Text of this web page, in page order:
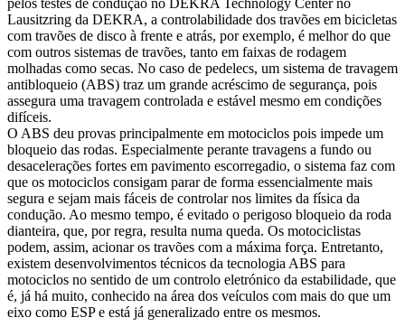
pelos testes de condução no DEKRA Technology Center no
Lausitzring da DEKRA, a controlabilidade dos travões em bicicletas
com travões de disco à frente e atrás, por exemplo, é melhor do que
com outros sistemas de travões, tanto em faixas de rodagem
molhadas como secas. No caso de pedelecs, um sistema de travagem
antibloqueio (ABS) traz um grande acréscimo de segurança, pois
assegura uma travagem controlada e estável mesmo em condições
difíceis.
O ABS deu provas principalmente em motociclos pois impede um
bloqueio das rodas. Especialmente perante travagens a fundo ou
desacelerações fortes em pavimento escorregadio, o sistema faz com
que os motociclos consigam parar de forma essencialmente mais
segura e sejam mais fáceis de controlar nos limites da física da
condução. Ao mesmo tempo, é evitado o perigoso bloqueio da roda
dianteira, que, por regra, resulta numa queda. Os motociclistas
podem, assim, acionar os travões com a máxima força. Entretanto,
existem desenvolvimentos técnicos da tecnologia ABS para
motociclos no sentido de um controlo eletrónico da estabilidade, que
é, já há muito, conhecido na área dos veículos com mais do que um
eixo como ESP e está já generalizado entre os mesmos.